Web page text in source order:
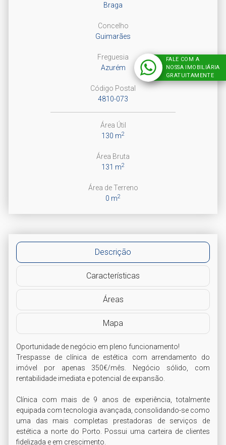
Braga
Concelho
Guimarães
Freguesia
Azurém
Código Postal
4810-073
Área Útil
130 m2
Área Bruta
131 m2
Área de Terreno
0 m2
Descrição
Características
Áreas
Mapa
Oportunidade de negócio em pleno funcionamento!
Trespasse de clínica de estética com arrendamento do
imóvel por apenas 350€/mês. Negócio sólido, com
rentabilidade imediata e potencial de expansão.
Clínica com mais de 9 anos de experiência, totalmente
equipada com tecnologia avançada, consolidando-se como
uma das mais completas prestadoras de serviços de
estética a norte do Porto. Possui uma carteira de clientes
fidelizada e em crescimento.
FALE COM A
NOSSA IMOBILIÁRIA
GRATUITAMENTE